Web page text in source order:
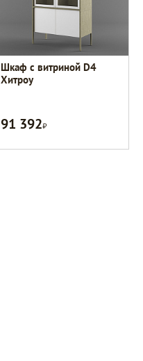
Шкаф с витриной D4
Хитроу
91 392Р